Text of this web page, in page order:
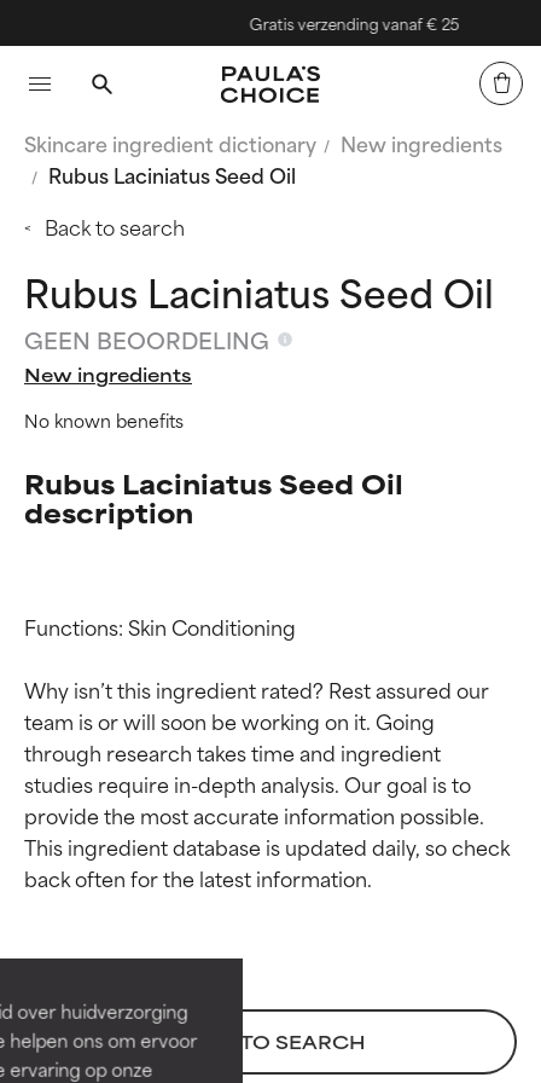
over huidverzorging
helpen ons om ervoor
ervaring op onze
Gratis verzending vanaf € 25
Skincare ingredient dictionary
New ingredients
Rubus Laciniatus Seed Oil
Back to search
Rubus Laciniatus Seed Oil
GEEN BEOORDELING
New ingredients
No known benefits
Rubus Laciniatus Seed Oil
description
Functions: Skin Conditioning
Why isn’t this ingredient rated? Rest assured our
team is or will soon be working on it. Going
through research takes time and ingredient
studies require in-depth analysis. Our goal is to
provide the most accurate information possible.
This ingredient database is updated daily, so check
BACK TO SEARCH
Beoordelingen van
Bewezen en ondersteund door
onafhankelijk onderzoek.
Uitstekend actief ingrediënt
Beoordelingen van
Bewezen en ondersteund door
onafhankelijk onderzoek.
Uitstekend actief ingrediënt